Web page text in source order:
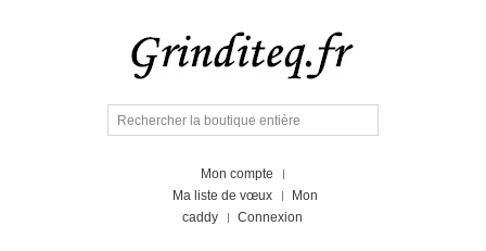
Mon compte
Ma liste de vœux
Mon
caddy
Connexion